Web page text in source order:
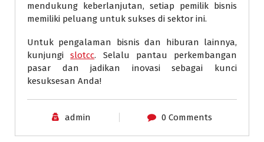
mendukung keberlanjutan, setiap pemilik bisnis
memiliki peluang untuk sukses di sektor ini.
Untuk pengalaman bisnis dan hiburan lainnya,
kunjungislotcc. Selalu pantau perkembangan
pasar dan jadikan inovasi sebagai kunci
kesuksesan Anda!
admin 0 Comments